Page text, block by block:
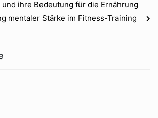
ihre Bedeutung für die Ernährung
mentaler Stärke im Fitness-Training